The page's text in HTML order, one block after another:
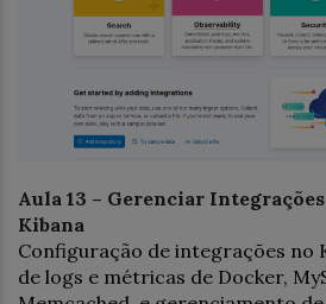
Aula 13 – Gerenciar
Kibana
Configuração de integrações no
de logs e métricas de Docker,